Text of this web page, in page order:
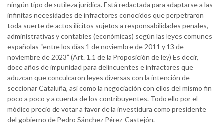
ningún tipo de sutileza jurídica. Está redactada para adaptarse a las
infinitas necesidades de infractores conocidos que perpetraron
toda suerte de actos ilícitos sujetos a responsabilidades penales,
administrativas y contables (económicas) según las leyes comunes
españolas “entre los días 1 de noviembre de 2011 y 13 de
noviembre de 2023” (Art. 1.1 de la Proposición de ley) Es decir,
doce años de impunidad para delincuentes e infractores que
aduzcan que conculcaron leyes diversas con la intención de
seccionar Cataluña, así como la negociación con ellos del mismo fin
poco a poco y a cuenta de los contribuyentes. Todo ello por el
módico precio de votar a favor de la investidura como presidente
del gobierno de Pedro Sánchez Pérez-Castejón.